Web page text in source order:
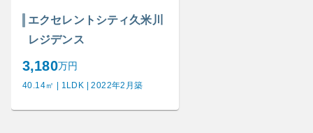
エクセレントシティ久米川
レジデンス
3,180万円
40.14㎡ | 1LDK | 2022年2月築